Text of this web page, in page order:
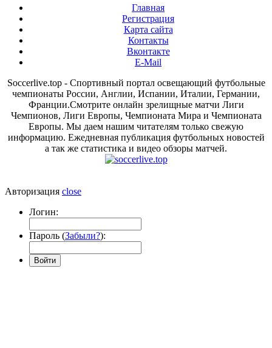
Главная
Регистрация
Карта сайта
Контакты
Вконтакте
E-Mail
Soccerlive.top - Спортивный портал освещающий футбольные
чемпионаты России, Англии, Испании, Италии, Германии,
Франции.Смотрите онлайн зрелищные матчи Лиги
Чемпионов, Лиги Европы, Чемпионата Мира и Чемпионата
Европы. Мы даем нашим читателям только свежую
информацию. Ежедневная публикация футбольных новостей
а так же статистика и видео обзоры матчей.
Авторизация close
Логин:
Пароль (Забыли?):
Войти